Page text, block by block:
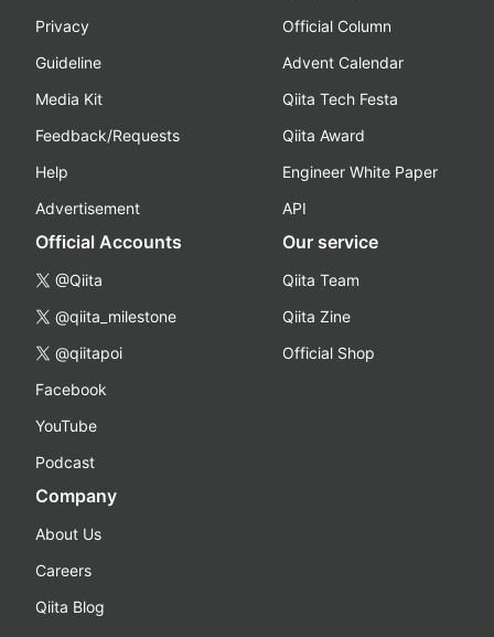
Privacy
Guideline
Media Kit
Feedback/Requests
Help
Advertisement
Official Column
Advent Calendar
Qiita Tech Festa
Qiita Award
Engineer White Paper
API
Official Accounts
@Qiita
@qiita_milestone
@qiitapoi
Facebook
YouTube
Podcast
Our service
Qiita Team
Qiita Zine
Official Shop
Company
About Us
Careers
Qiita Blog